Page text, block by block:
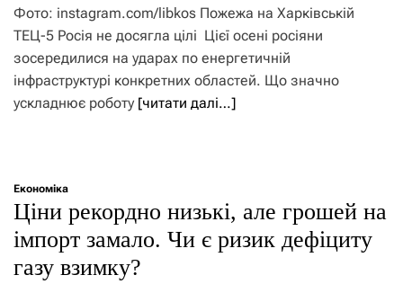
Фото: instagram.com/libkos Пожежа на Харківській
ТЕЦ-5 Росія не досягла цілі Цієї осені росіяни
зосередилися на ударах по енергетичній
інфраструктурі конкретних областей. Що значно
ускладнює роботу [читати далі…]
Економіка
Ціни рекордно низькі, але грошей на
імпорт замало. Чи є ризик дефіциту
газу взимку?